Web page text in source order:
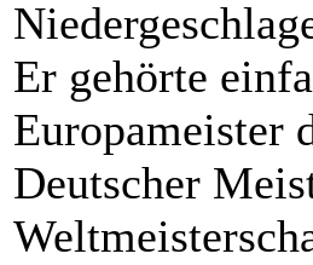
Er gehörte
Europameister
Deutscher